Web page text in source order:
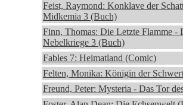
Feist, Raymond: Konklave der
Midkemia 3 (Buch)
Finn, Thomas: Die Letzte Flamme -
Nebelkriege 3 (Buch)
Fables 7: Heimatland (Comic)
Felten, Monika: Königin der
Freund, Peter: Mysteria - Das Tor